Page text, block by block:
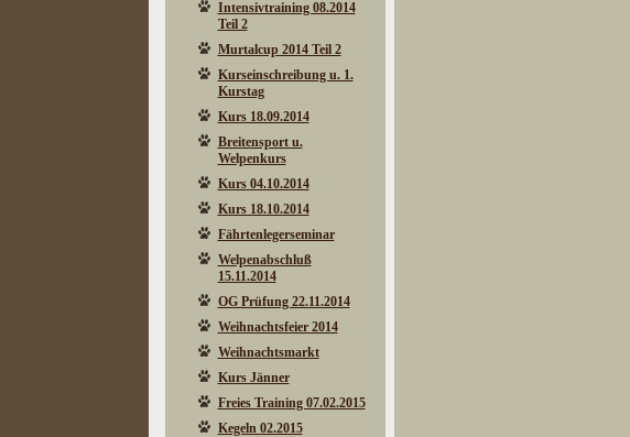
Intensivtraining 08.2014
Teil 2
Murtalcup 2014 Teil 2
Kurseinschreibung u. 1.
Kurstag
Kurs 18.09.2014
Breitensport u.
Welpenkurs
Kurs 04.10.2014
Kurs 18.10.2014
Fährtenlegerseminar
Welpenabschluß
15.11.2014
OG Prüfung 22.11.2014
Weihnachtsfeier 2014
Weihnachtsmarkt
Kurs Jänner
Freies Training 07.02.2015
Kegeln 02.2015